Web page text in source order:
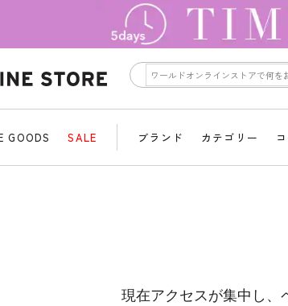
GOODS SALE ブランド カテゴリー
現在アクセスが集中し、